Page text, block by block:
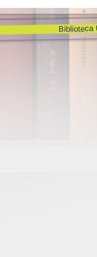
Biblioteca